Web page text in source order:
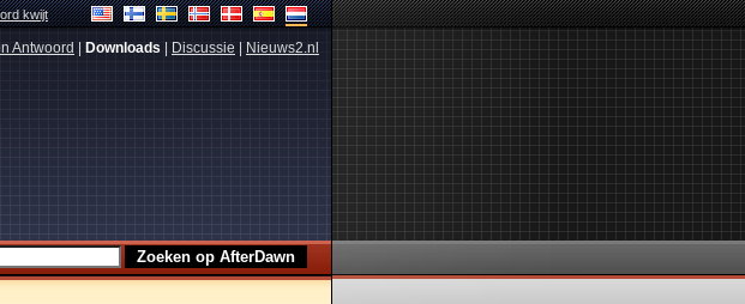
kwijt
Antwoord Downloads Discussie Nieuws2.nl